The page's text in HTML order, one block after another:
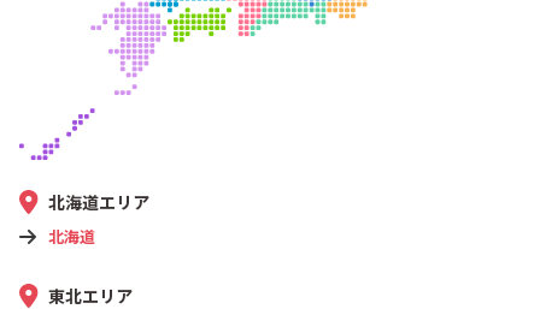
北海道エリア
北海道
東北エリア